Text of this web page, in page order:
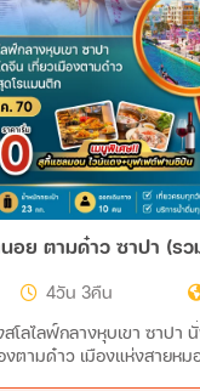
4วัน 3คืน
โลไลฟ์กลางหุบเขา ซาปา นั่
งตามด๋าว เมืองแห่งสายห